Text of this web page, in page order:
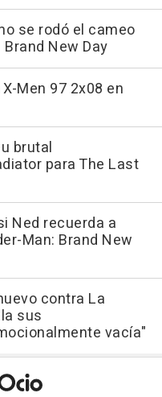
se rodó el cameo
New Day
Men 97 2x08 en
brutal
para The Last
Ned recuerda a
Man: Brand New
contra La
sus
vacía"